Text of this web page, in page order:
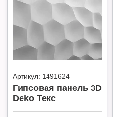
Артикул: 1491624
Гипсовая панель 3D
Deko Текс